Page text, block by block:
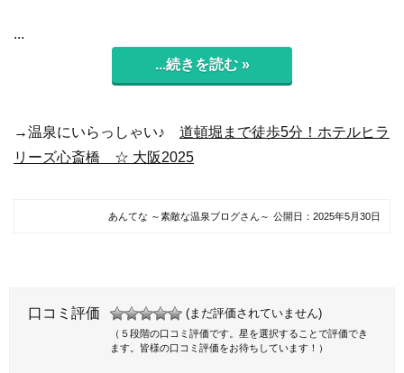
...
...続きを読む »
→温泉にいらっしゃい♪ 道頓堀まで徒歩5分！ホテルヒラ
リーズ心斎橋 ☆ 大阪2025
あんてな ～素敵な温泉ブログさん～ 公開日： 2025年5月30日
口コミ評価 (まだ評価されていません)
（５段階の口コミ評価です。星を選択することで評価でき
ます。皆様の口コミ評価をお待ちしています！）